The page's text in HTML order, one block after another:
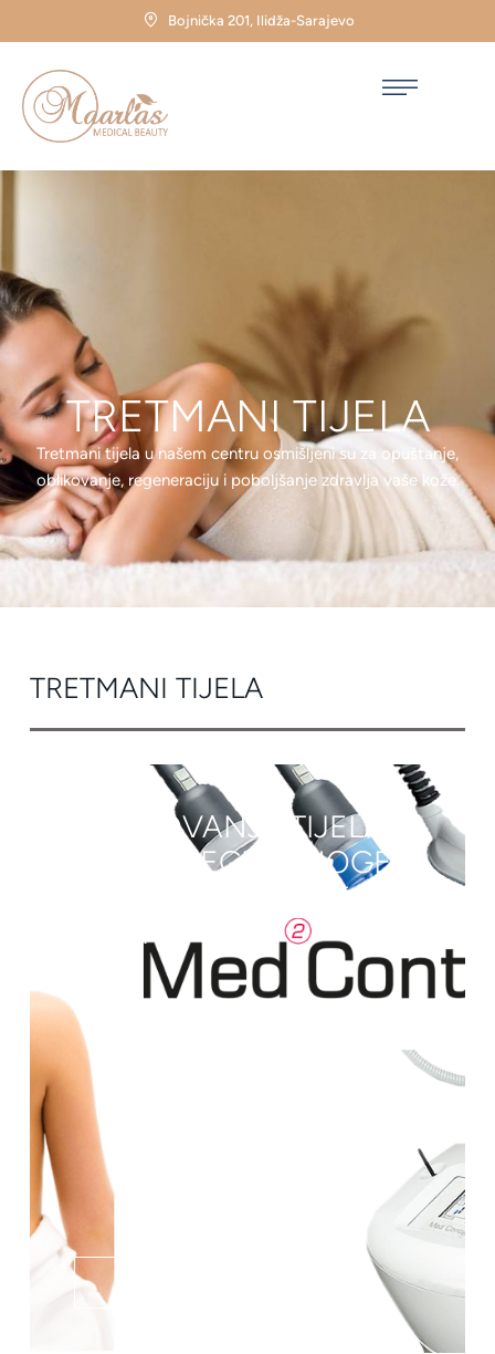
Bojnička 201, Ilidža-Sarajevo
TRETMANI TIJELA
Tretmani tijela u našem centru osmišljeni su za opuštanje,
oblikovanje, regeneraciju i poboljšanje zdravlja vaše kože.
TRETMANI TIJELA
OBLIKOVANJE TIJELA
VELIKE REGIJE (NOGE
ILI STOMAK) PAKET 4+1
GRATIS
SAZNAJ VIŠE